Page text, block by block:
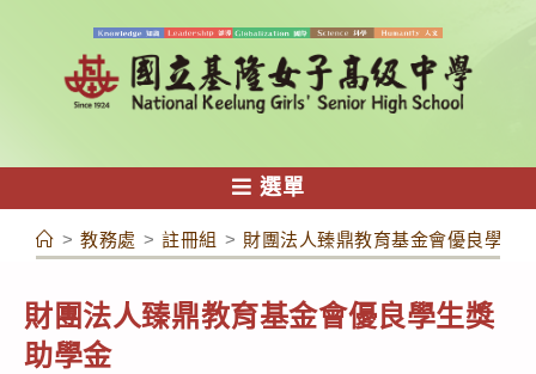
容
選單
> 教務處 > 註冊組 > 財團法人臻鼎教育基金會優良學生
財團法人臻鼎教育基金會優良學生獎
助學金